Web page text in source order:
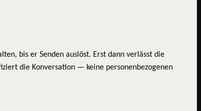
bis er Senden auslöst. Erst dann verlässt die
die Konversation — keine personenbezogenen